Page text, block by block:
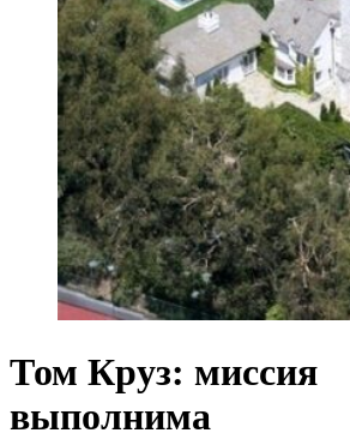
Том Круз: миссия
выполнима